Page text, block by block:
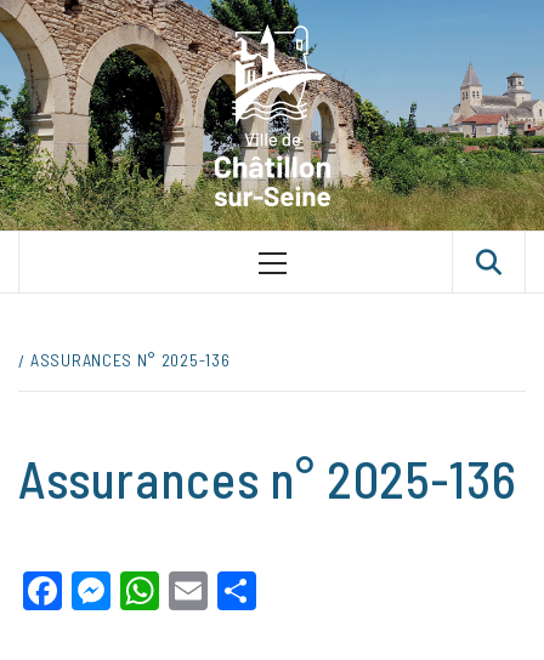
Skip
to
content
VILLE
SUR-SEINE
UNE VILLE DANS UN PARC
Primary
ASSURANCES N° 2025-136
Assurances n° 2025-136
Facebook
Messenger
WhatsApp
Email